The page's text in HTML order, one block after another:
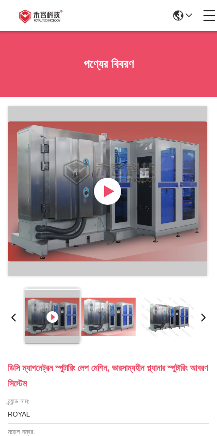
পণ্যের বিবরণ
ডিসি ম্যাগনেট্রন স্পুটারিং লেপ মেশিন, ভারসাম্যহীন প্ল্যানার স্পুটারিং আবরণ
সিস্টেম
ব্র্যান্ড নাম:
ROYAL
মডেল নম্বর: